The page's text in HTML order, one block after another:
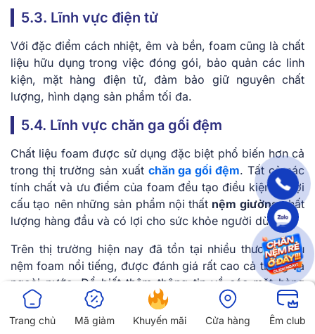
5.3. Lĩnh vực điện tử
Với đặc điểm cách nhiệt, êm và bền, foam cũng là chất
liệu hữu dụng trong việc đóng gói, bảo quản các linh
kiện, mặt hàng điện tử, đảm bảo giữ nguyên chất
lượng, hình dạng sản phẩm tối đa.
5.4. Lĩnh vực chăn ga gối đệm
Chất liệu foam được sử dụng đặc biệt phổ biến hơn cả
trong thị trường sản xuất chăn ga gối đệm. Tất cả các
tính chất và ưu điểm của foam đều tạo điều kiện có lợi
cấu tạo nên những sản phẩm nội thất nệm giườngchất
lượng hàng đầu và có lợi cho sức khỏe người dùng.
Trên thị trường hiện nay đã tồn tại nhiều thương hiệu
nệm foam nổi tiếng, được đánh giá rất cao cả trong và
ngoài nước. Để biết thêm thông tin về các mặt hàng
nệm foam uy tín, chất lượng, hãy tham khảo mua sắm
tạiVua Nệmđể được tư vấn một cách chính xác nhất.
Trang chủ Mã giảm Khuyến mãi Cửa hàng Êm club